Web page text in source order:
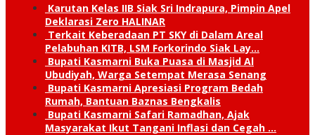
Karutan Kelas IIB Siak Sri Indrapura, Pimpin Apel
Deklarasi Zero HALINAR
Terkait Keberadaan PT SKY di Dalam Areal
Pelabuhan KITB, LSM Forkorindo Siak Lay…
Bupati Kasmarni Buka Puasa di Masjid Al
Ubudiyah, Warga Setempat Merasa Senang
Bupati Kasmarni Apresiasi Program Bedah
Rumah, Bantuan Baznas Bengkalis
Bupati Kasmarni Safari Ramadhan, Ajak
Masyarakat Ikut Tangani Inflasi dan Cegah …